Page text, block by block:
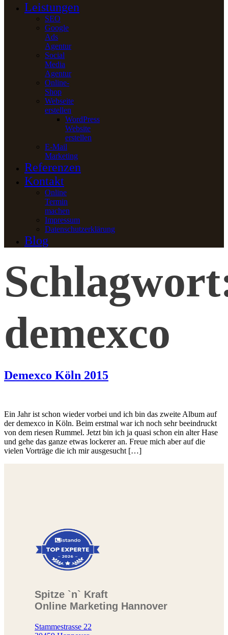
Leistungen
SEO
Google
Ads
Agentur
Social
Media
Agentur
Online-
Shop
Webseite
erstellen
WordPress
Website
erstellen
E-Mail
Marketing
Referenzen
Kontakt
Online
Termin
machen
Impressum
Datenschutzerklärung
Blog
demexco
Demexco Köln 2015
Ein Jahr ist schon wieder vorbei und ich bin das zweite Album auf
der demexco in Köln. Beim erstmal war ich noch sehr beeindruckt
von dem riesen Rummel. Jetzt bin ich ja quasi schon ein alter Hase
und gehe das ganze etwas lockerer an. Freue mich aber auf die
vielen Vorträge die ich mir ausgesucht […]
Spitze `n` Kraft
Online Marketing Hannover
Stammestrasse 22